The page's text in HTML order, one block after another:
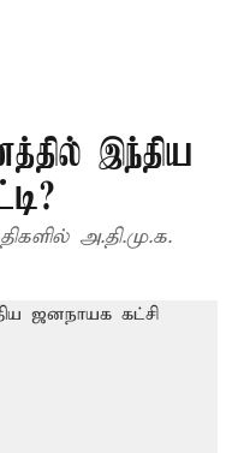
இந்திய
அ.தி.மு.க.